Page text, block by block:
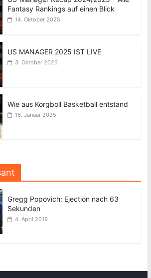
Fantasy Rankings auf einen Blick
14. Oktober 2025
US MANAGER 2025 IST LIVE
3. Oktober 2025
Wie aus Korgboll Basketball entstand
16. Januar 2025
Gregg Popovich: Ejection nach 63
Sekunden
4. April 2019